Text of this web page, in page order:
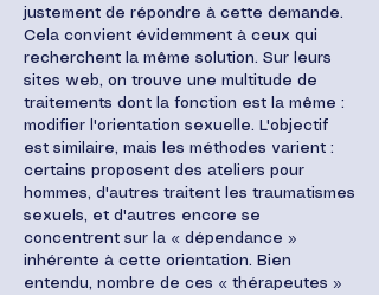
justement de répondre à cette demande.
Cela convient évidemment à ceux qui
recherchent la même solution. Sur leurs
sites web, on trouve une multitude de
traitements dont la fonction est la même :
modifier l'orientation sexuelle. L'objectif
est similaire, mais les méthodes varient :
certains proposent des ateliers pour
hommes, d'autres traitent les traumatismes
sexuels, et d'autres encore se
concentrent sur la « dépendance »
inhérente à cette orientation. Bien
entendu, nombre de ces « thérapeutes »